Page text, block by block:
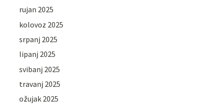
rujan 2025
kolovoz 2025
srpanj 2025
lipanj 2025
svibanj 2025
travanj 2025
ožujak 2025